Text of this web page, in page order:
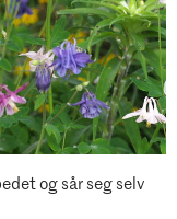
og sår seg selv